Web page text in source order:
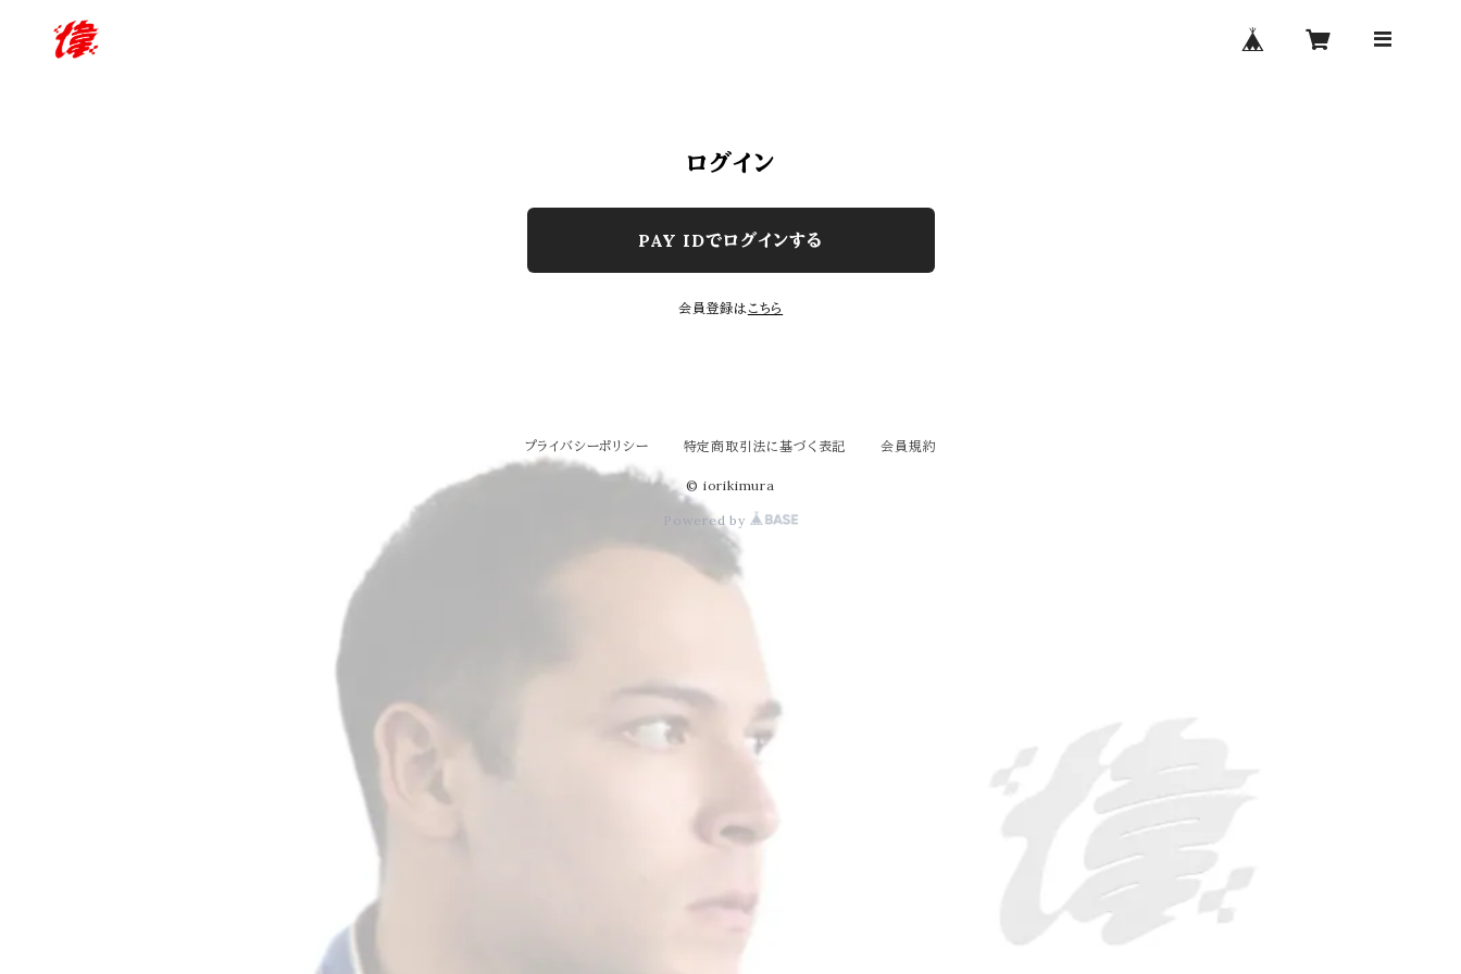
ログイン
PAY IDでログインする
会員登録はこちら
プライバシーポリシー 特定商取引法に基づく表記 会員規約
© iorikimura
Powered by